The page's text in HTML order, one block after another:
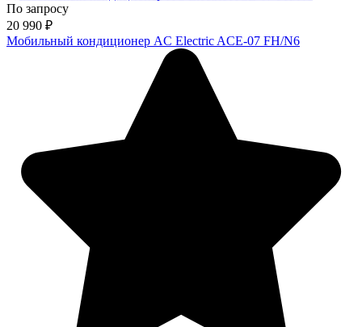
По запросу
20 990 ₽
Мобильный кондиционер AC Electric ACE-07 FH/N6